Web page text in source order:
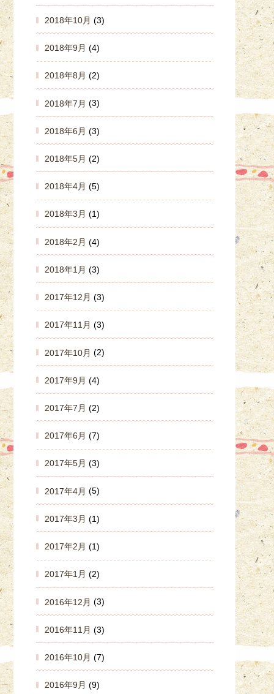
2018年10月 (3)
2018年9月 (4)
2018年8月 (2)
2018年7月 (3)
2018年6月 (3)
2018年5月 (2)
2018年4月 (5)
2018年3月 (1)
2018年2月 (4)
2018年1月 (3)
2017年12月 (3)
2017年11月 (3)
2017年10月 (2)
2017年9月 (4)
2017年7月 (2)
2017年6月 (7)
2017年5月 (3)
2017年4月 (5)
2017年3月 (1)
2017年2月 (1)
2017年1月 (2)
2016年12月 (3)
2016年11月 (3)
2016年10月 (7)
2016年9月 (9)